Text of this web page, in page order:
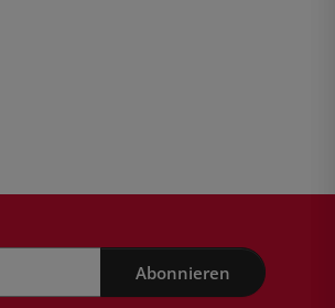
Abonnieren